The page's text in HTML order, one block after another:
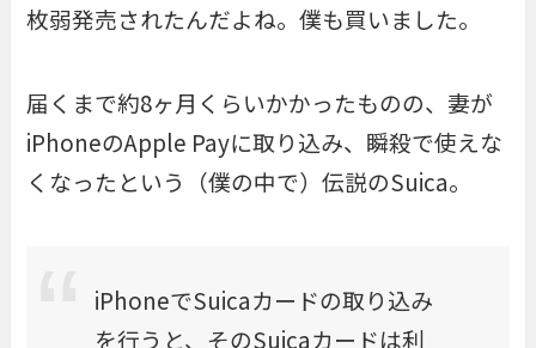
枚弱発売されたんだよね。僕も買いました。
届くまで約8ヶ月くらいかかったものの、妻が
iPhoneのApple Payに取り込み、瞬殺で使えな
くなったという（僕の中で）伝説のSuica。
iPhoneでSuicaカードの取り込み
を行うと、そのSuicaカードは利